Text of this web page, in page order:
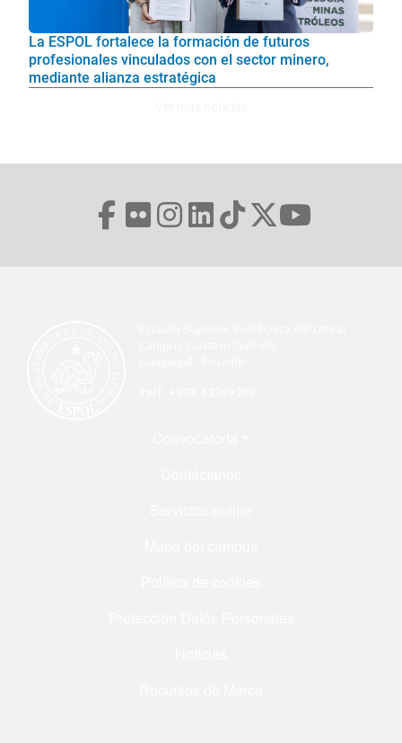
La ESPOL fortalece la formación de futuros
profesionales vinculados con el sector minero,
mediante alianza estratégica